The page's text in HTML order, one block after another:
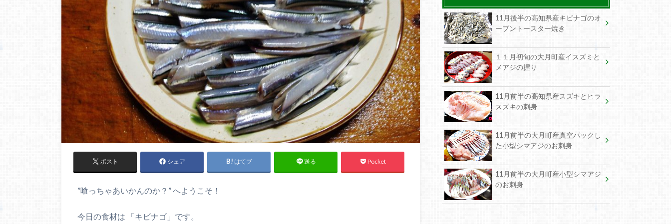
ポスト シェア はてブ 送る Pocket
”喰っちゃあいかんのか？” へようこそ！
今日の食材は 「キビナゴ」です。
11月後半の高知県産キビナゴのオ
ーブントースター焼き
１１月初旬の大月町産イスズミと
メアジの握り
11月前半の高知県産スズキとヒラ
スズキの刺身
11月前半の大月町産真空パックし
た小型シマアジのお刺身
11月前半の大月町産小型シマアジ
のお刺身